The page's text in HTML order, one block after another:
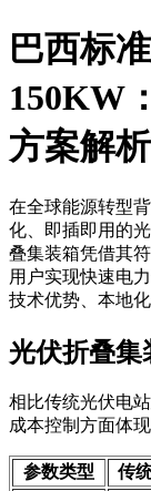
巴西标
150KW
方案解析
在全球能源转型
化、即插即用的
叠集装箱凭借其
用户实现快速电
技术优势、本地
光伏折叠集
相比传统光伏电
成本控制方面体
参数类型 传